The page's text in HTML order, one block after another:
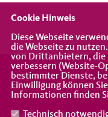
Aktuelle Informationen
Gütersloh in Politik und
Cookie Hinweis
Diese Webseite
die Webseite zu
von Drittanbietern, die
verbessern (Website-
bestimmter Dienste,
Einwilligung können
Informationen finden
Technisch